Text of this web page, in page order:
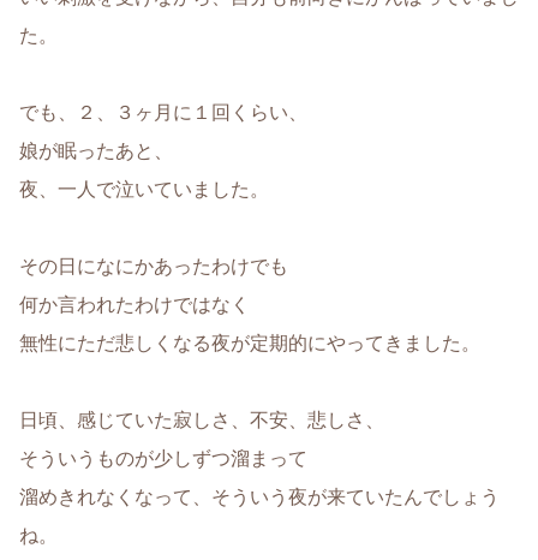
た。
でも、２、３ヶ月に１回くらい、
娘が眠ったあと、
夜、一人で泣いていました。
その日になにかあったわけでも
何か言われたわけではなく
無性にただ悲しくなる夜が定期的にやってきました。
日頃、感じていた寂しさ、不安、悲しさ、
そういうものが少しずつ溜まって
溜めきれなくなって、そういう夜が来ていたんでしょう
ね。